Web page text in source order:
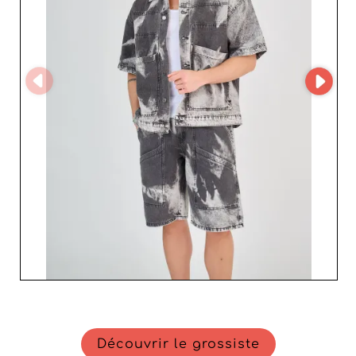
simplifiée et d'une disponibilité de stock en temps réel,
atouts majeurs pour optimiser votre
réapprovisionnement sans efforts inutiles. Topmonday
conjugue fiabilité et réactivité. Son positionnement en
tant que partenaire solide vous permet de rester en
avance sur la concurrence et de répondre efficacement
aux attentes de vos propres clients. Les avantages sont
nombreux : de la réduction des délais de livraison à une
communication fluide, chaque interaction avec
Topmonday se traduit par une satisfaction accrue.
Rejoignez la communauté de professionnels qui font
confiance à Topmonday et offrez à votre clientèle une
collection de produits résolument modernes et adaptés
à la vie urbaine. Misez sur un grossiste conscient des
enjeux de la mode masculine et propulsez votre
entreprise vers de nouveaux sommets.
Découvrir le grossiste